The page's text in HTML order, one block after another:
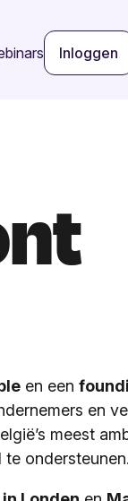
Inloggen
en een
en
meest
ondersteunen.